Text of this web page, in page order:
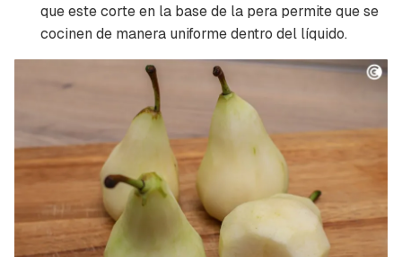
que este corte en la base de la pera permite que se
cocinen de manera uniforme dentro del líquido.